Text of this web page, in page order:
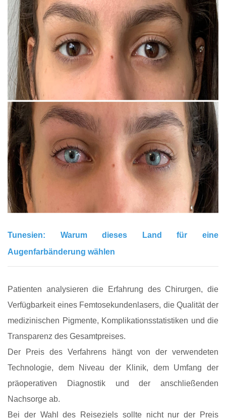
Tunesien: Warum dieses Land für eine
Augenfarbänderung wählen
Patienten analysieren die Erfahrung des Chirurgen, die
Verfügbarkeit eines Femtosekundenlasers, die Qualität der
medizinischen Pigmente, Komplikationsstatistiken und die
Transparenz des Gesamtpreises.
Der Preis des Verfahrens hängt von der verwendeten
Technologie, dem Niveau der Klinik, dem Umfang der
präoperativen Diagnostik und der anschließenden
Nachsorge ab.
Bei der Wahl des Reiseziels sollte nicht nur der Preis